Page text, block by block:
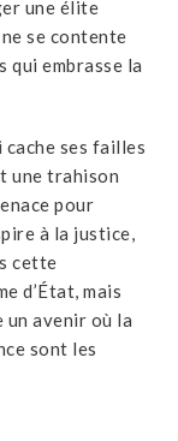
une élite
se contente
qui embrasse la
cache ses failles
une trahison
pour
à la justice,
cette
d’État, mais
un avenir où la
sont les